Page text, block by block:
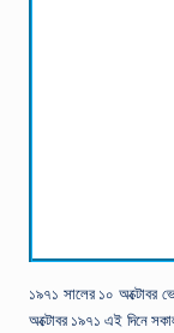
১৯৭১ সালের ১০ অক্টোবর
অক্টোবর ১৯৭১ এই দিনে